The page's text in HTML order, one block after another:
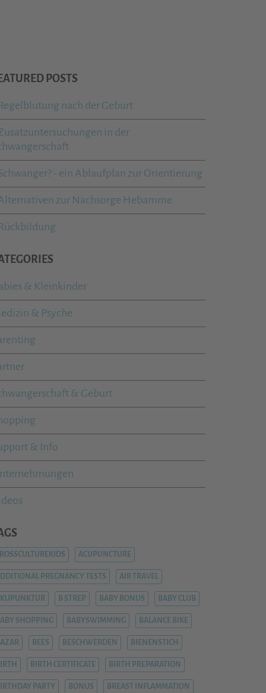
POSTS
nach der Geburt
in der
- ein Ablaufplan zur Orientierung
zur Nachsorge Hebamme
& Kleinkinder
& Psyche
& Geburt
& Info
ACUPUNCTURE
PREGNANCY TESTS AIR TRAVEL
B STREP BABY BONUS BABY CLUB
SHOPPING BABYSWIMMING BALANCE BIKE
BEES BESCHWERDEN BIENENSTICH
BIRTH CERTIFICATE BIRTH PREPARATION
PARTY BONUS BREAST INFLAMMATION